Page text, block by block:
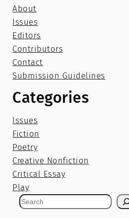
About
Issues
Editors
Contributors
Contact
Submission Guidelines
Categories
Issues
Fiction
Poetry
Creative Nonfiction
Critical Essay
Play
S